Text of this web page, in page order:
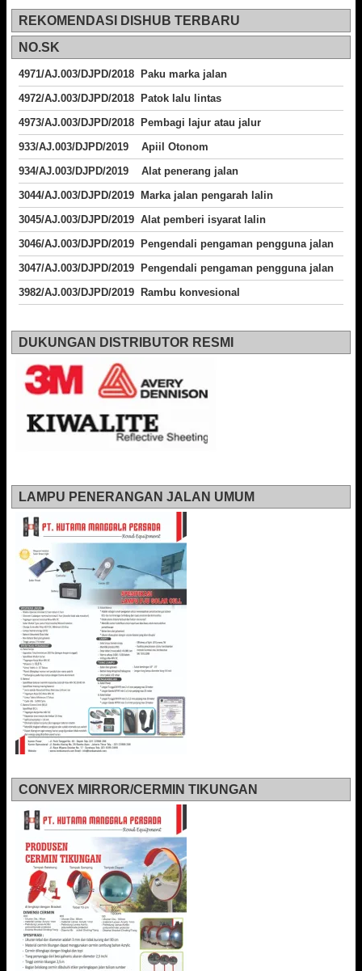
REKOMENDASI DISHUB TERBARU
NO.SK
4971/AJ.003/DJPD/2018 Paku marka jalan
4972/AJ.003/DJPD/2018 Patok lalu lintas
4973/AJ.003/DJPD/2018
Pembagi lajur atau jalur
933/AJ.003/DJPD/2019 Apiil Otonom
934/AJ.003/DJPD/2019 Alat penerang jalan
3044/AJ.003/DJPD/2019 Marka jalan pengarah lalin
3045/AJ.003/DJPD/2019 Alat pemberi isyarat lalin
3046/AJ.003/DJPD/2019 Pengendali pengaman pengguna jalan
3047/AJ.003/DJPD/2019 Pengendali pengaman pengguna jalan
3982/AJ.003/DJPD/2019 Rambu konvesional
DUKUNGAN DISTRIBUTOR RESMI
LAMPU PENERANGAN JALAN UMUM
CONVEX MIRROR/CERMIN TIKUNGAN